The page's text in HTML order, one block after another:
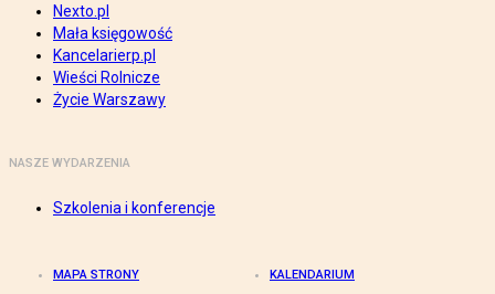
Nexto.pl
Mała księgowość
Kancelarierp.pl
Wieści Rolnicze
Życie Warszawy
NASZE WYDARZENIA
Szkolenia i konferencje
MAPA STRONY KALENDARIUM